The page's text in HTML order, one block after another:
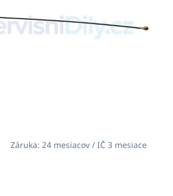
Záruka: 24 mesiacov / IČ 3 mesiace